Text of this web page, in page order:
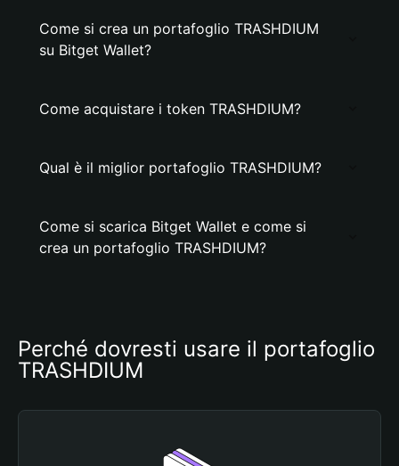
Come si crea un portafoglio TRASHDIUM
su Bitget Wallet?
Come acquistare i token TRASHDIUM?
Qual è il miglior portafoglio TRASHDIUM?
Come si scarica Bitget Wallet e come si
crea un portafoglio TRASHDIUM?
Perché dovresti usare il portafoglio
TRASHDIUM